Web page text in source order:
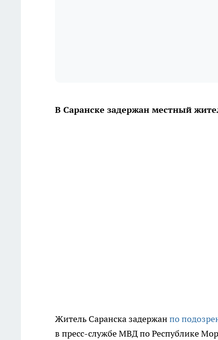
В Саранске задержан местный
Житель Саранска задержанпо
в пресс-службе МВД по Республике